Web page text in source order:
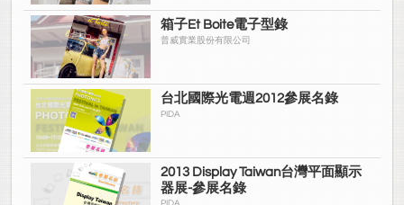
箱子Et Boite電子型錄
普威實業股份有限公司
台北國際光電週2012參展名錄
PIDA
2013 Display Taiwan台灣平面顯示
器展-參展名錄
PIDA